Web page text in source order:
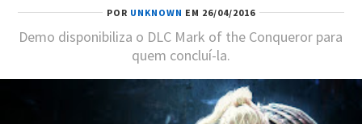
POR UNKNOWN EM 26/04/2016
Demo disponibiliza o DLC Mark of the Conqueror para
quem concluí-la.